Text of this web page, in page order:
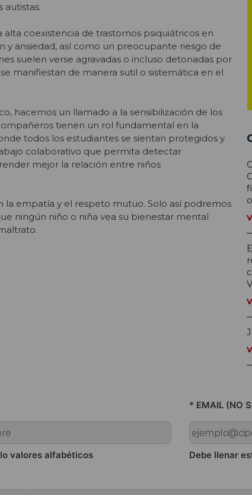
autistas.
coexistencia de trastornos psiquiátricos en
y ansiedad, así como un preocupante riesgo de
suelen verse agravadas o incluso detonadas por
manifiestan de manera sutil o sistemática en el
hacemos un llamado a la sensibilización de los
tienen un rol fundamental en la
todos los estudiantes se sientan protegidos y
colaborativo que permita detectar
mejor la relación entre niños
la empatía y el respeto mutuo. Solo así podremos
ningún niño o niña vea su bienestar mental
valores alfabéticos
* EMAIL (NO
Debe llenar